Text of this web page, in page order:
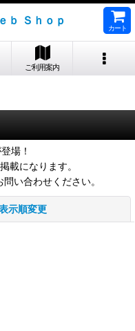
ｂ Ｓｈｏｐ
カート
ご利用案内
場！
載になります。
い合わせください。
示順変更